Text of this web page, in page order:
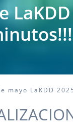
mayo LaKDD 2025